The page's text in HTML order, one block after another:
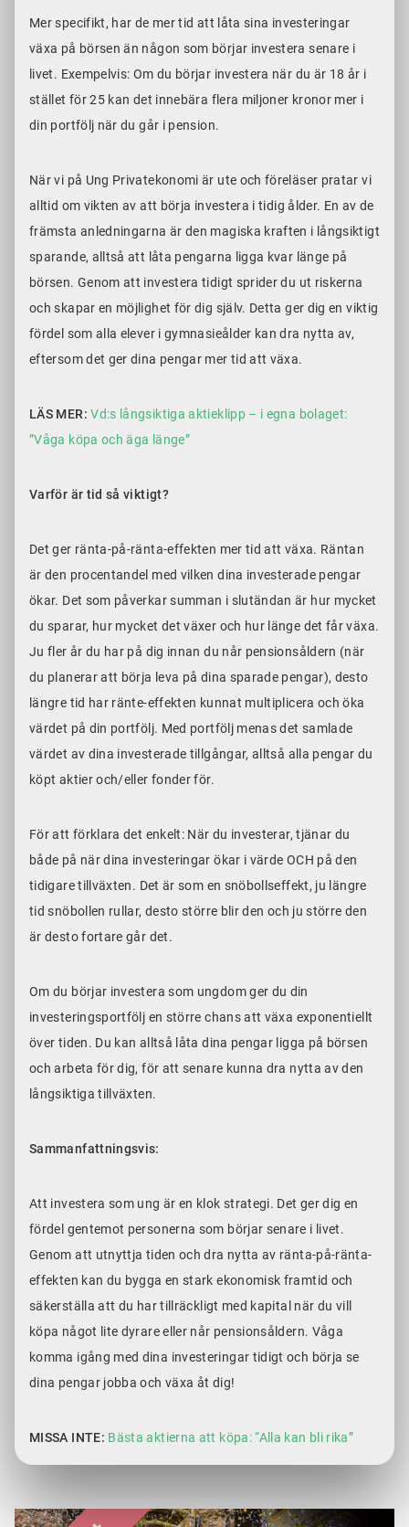
Mer specifikt, har de mer tid att låta sina investeringar
växa på börsen än någon som börjar investera senare i
livet. Exempelvis: Om du börjar investera när du är 18 år i
stället för 25 kan det innebära flera miljoner kronor mer i
din portfölj när du går i pension.
När vi på Ung Privatekonomi är ute och föreläser pratar vi
alltid om vikten av att börja investera i tidig ålder. En av de
främsta anledningarna är den magiska kraften i långsiktigt
sparande, alltså att låta pengarna ligga kvar länge på
börsen. Genom att investera tidigt sprider du ut riskerna
och skapar en möjlighet för dig själv. Detta ger dig en viktig
fördel som alla elever i gymnasieålder kan dra nytta av,
eftersom det ger dina pengar mer tid att växa.
LÄS MER:Vd:s långsiktiga aktieklipp – i egna bolaget:
”Våga köpa och äga länge”
Varför är tid så viktigt?
Det ger ränta-på-ränta-effekten mer tid att växa. Räntan
är den procentandel med vilken dina investerade pengar
ökar. Det som påverkar summan i slutändan är hur mycket
du sparar, hur mycket det växer och hur länge det får växa.
Ju fler år du har på dig innan du når pensionsåldern (när
du planerar att börja leva på dina sparade pengar), desto
längre tid har ränte-effekten kunnat multiplicera och öka
värdet på din portfölj. Med portfölj menas det samlade
värdet av dina investerade tillgångar, alltså alla pengar du
köpt aktier och/eller fonder för.
För att förklara det enkelt: När du investerar, tjänar du
både på när dina investeringar ökar i värde OCH på den
tidigare tillväxten. Det är som en snöbollseffekt, ju längre
tid snöbollen rullar, desto större blir den och ju större den
är desto fortare går det.
Om du börjar investera som ungdom ger du din
investeringsportfölj en större chans att växa exponentiellt
över tiden. Du kan alltså låta dina pengar ligga på börsen
och arbeta för dig, för att senare kunna dra nytta av den
långsiktiga tillväxten.
Sammanfattningsvis:
Att investera som ung är en klok strategi. Det ger dig en
fördel gentemot personerna som börjar senare i livet.
Genom att utnyttja tiden och dra nytta av ränta-på-ränta-
effekten kan du bygga en stark ekonomisk framtid och
säkerställa att du har tillräckligt med kapital när du vill
köpa något lite dyrare eller når pensionsåldern. Våga
komma igång med dina investeringar tidigt och börja se
dina pengar jobba och växa åt dig!
MISSA INTE: Bästa aktierna att köpa: “Alla kan bli rika”